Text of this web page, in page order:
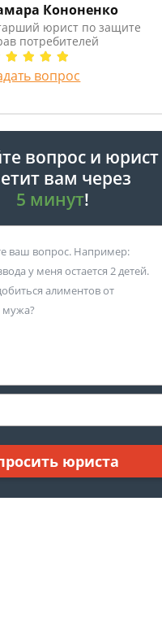
Кононенко
юрист по защите
потребителей
вопрос
вопрос и юрист
вам через
5 минут!
юриста